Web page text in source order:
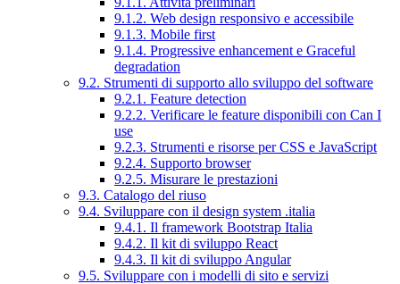
9.1.2. Web design responsivo e accessibile
9.1.3. Mobile first
9.1.4. Progressive enhancement e Graceful
degradation
9.2. Strumenti di supporto allo sviluppo del software
9.2.1. Feature detection
9.2.2. Verificare le feature disponibili con Can I
use
9.2.3. Strumenti e risorse per CSS e JavaScript
9.2.4. Supporto browser
9.2.5. Misurare le prestazioni
9.3. Catalogo del riuso
9.4. Sviluppare con il design system .italia
9.4.1. Il framework Bootstrap Italia
9.4.2. Il kit di sviluppo React
9.4.3. Il kit di sviluppo Angular
9.5. Sviluppare con i modelli di sito e servizi